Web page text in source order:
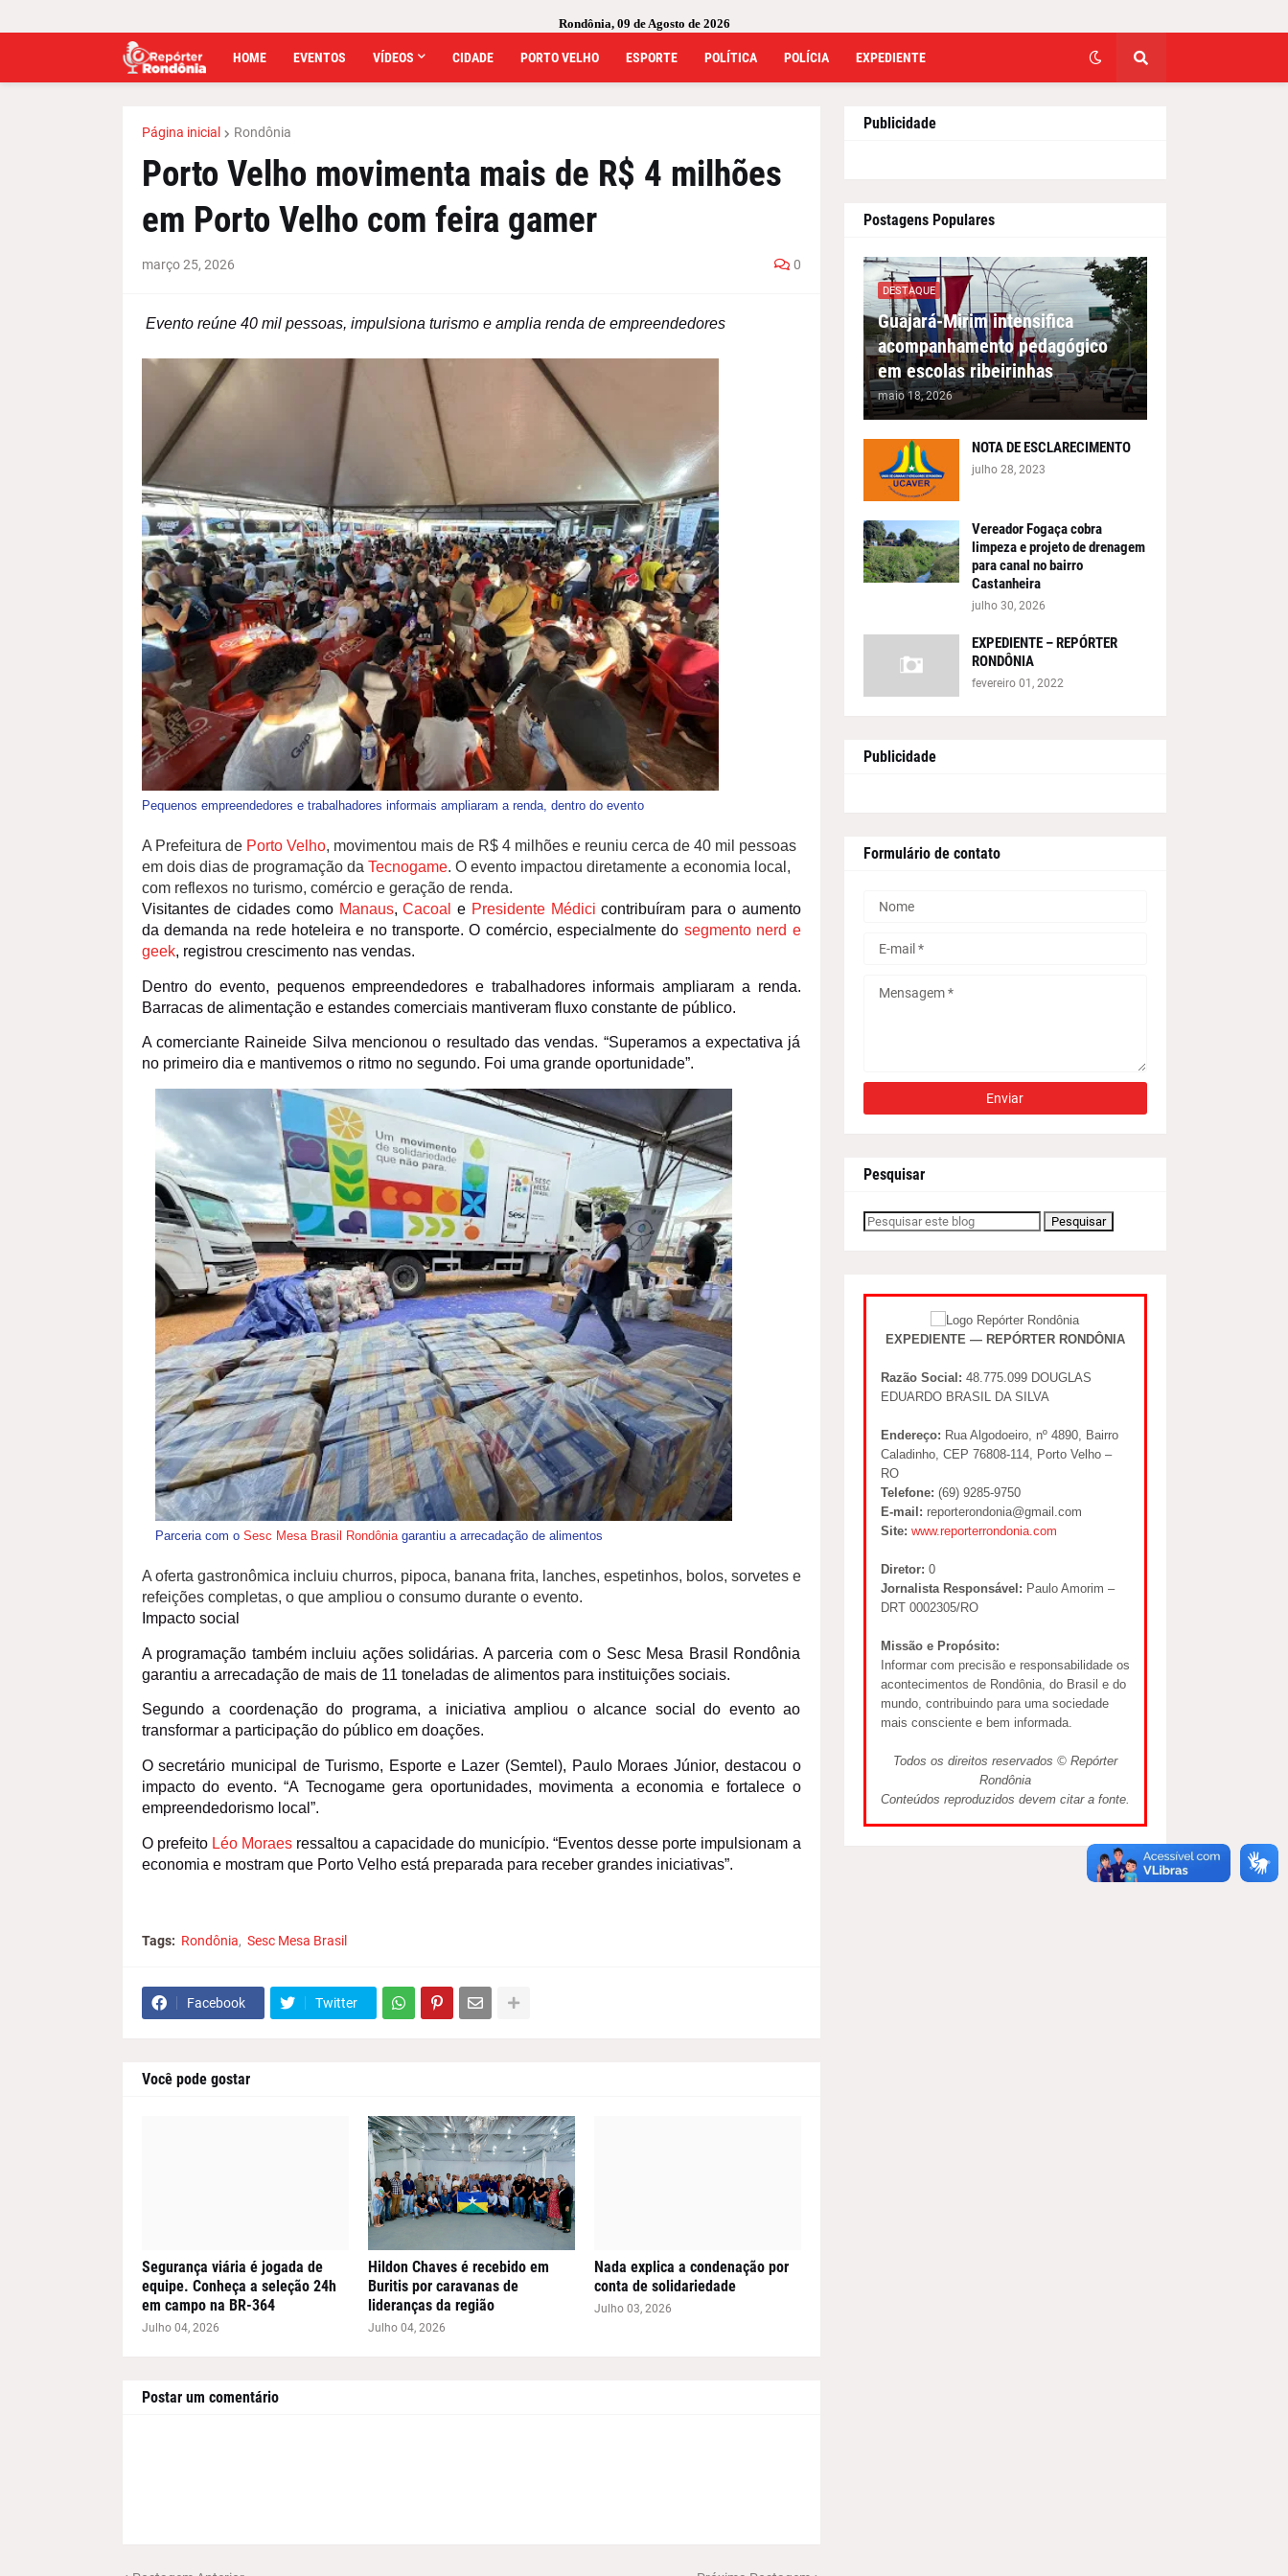
Rondônia, 09 de Agosto de 2026
HOME EVENTOS VÍDEOS CIDADE PORTO VELHO ESPORTE POLÍTICA POLÍCIA EXPEDIENTE
Página inicial Rondônia
Porto Velho movimenta mais de R$ 4 milhões
em Porto Velho com feira gamer
março 25, 2026 0
Evento reúne 40 mil pessoas, impulsiona turismo e amplia renda de empreendedores
Pequenos empreendedores e trabalhadores informais ampliaram a renda, dentro do evento
A Prefeitura de Porto Velho, movimentou mais de R$ 4 milhões e reuniu cerca de 40 mil pessoas
em dois dias de programação da Tecnogame. O evento impactou diretamente a economia local,
com reflexos no turismo, comércio e geração de renda.
Visitantes de cidades como Manaus,Cacoal e Presidente Médici contribuíram para o aumento
da demanda na rede hoteleira e no transporte. O comércio, especialmente do segmento nerd e
geek, registrou crescimento nas vendas.
Dentro do evento, pequenos empreendedores e trabalhadores informais ampliaram a renda.
Barracas de alimentação e estandes comerciais mantiveram fluxo constante de público.
A comerciante Raineide Silva mencionou o resultado das vendas. “Superamos a expectativa já
no primeiro dia e mantivemos o ritmo no segundo. Foi uma grande oportunidade”.
Parceria com oSesc Mesa Brasil Rondôniagarantiu a arrecadação de alimentos
A oferta gastronômica incluiu churros, pipoca, banana frita, lanches, espetinhos, bolos, sorvetes e
refeições completas, o que ampliou o consumo durante o evento.
Impacto social
A programação também incluiu ações solidárias. A parceria com o Sesc Mesa Brasil Rondônia
garantiu a arrecadação de mais de 11 toneladas de alimentos para instituições sociais.
Segundo a coordenação do programa, a iniciativa ampliou o alcance social do evento ao
transformar a participação do público em doações.
O secretário municipal de Turismo, Esporte e Lazer (Semtel), Paulo Moraes Júnior, destacou o
impacto do evento. “A Tecnogame gera oportunidades, movimenta a economia e fortalece o
empreendedorismo local”.
O prefeito Léo Moraesressaltou a capacidade do município. “Eventos desse porte impulsionam a
economia e mostram que Porto Velho está preparada para receber grandes iniciativas”.
Tags: Rondônia Sesc Mesa Brasil
Facebook Twitter
Você pode gostar
Segurança viária é jogada de
equipe. Conheça a seleção 24h
em campo na BR-364
Julho 04, 2026
Hildon Chaves é recebido em
Buritis por caravanas de
lideranças da região
Julho 04, 2026
Nada explica a condenação por
conta de solidariedade
Julho 03, 2026
Postar um comentário
Publicidade
Postagens Populares
DESTAQUE
Guajará-Mirim intensifica
acompanhamento pedagógico
em escolas ribeirinhas
maio 18, 2026
NOTA DE ESCLARECIMENTO
julho 28, 2023
Vereador Fogaça cobra
limpeza e projeto de drenagem
para canal no bairro
Castanheira
julho 30, 2026
EXPEDIENTE – REPÓRTER
RONDÔNIA
fevereiro 01, 2022
Publicidade
Formulário de contato
Pesquisar
EXPEDIENTE — REPÓRTER RONDÔNIA
Razão Social: 48.775.099 DOUGLAS
EDUARDO BRASIL DA SILVA
Endereço: Rua Algodoeiro, nº 4890, Bairro
Caladinho, CEP 76808-114, Porto Velho –
RO
Telefone: (69) 9285-9750
E-mail: reporterondonia@gmail.com
Site: www.reporterrondonia.com
Diretor: 0
Jornalista Responsável: Paulo Amorim –
DRT 0002305/RO
Missão e Propósito:
Informar com precisão e responsabilidade os
acontecimentos de Rondônia, do Brasil e do
mundo, contribuindo para uma sociedade
mais consciente e bem informada.
Todos os direitos reservados © Repórter
Rondônia
Conteúdos reproduzidos devem citar a fonte.